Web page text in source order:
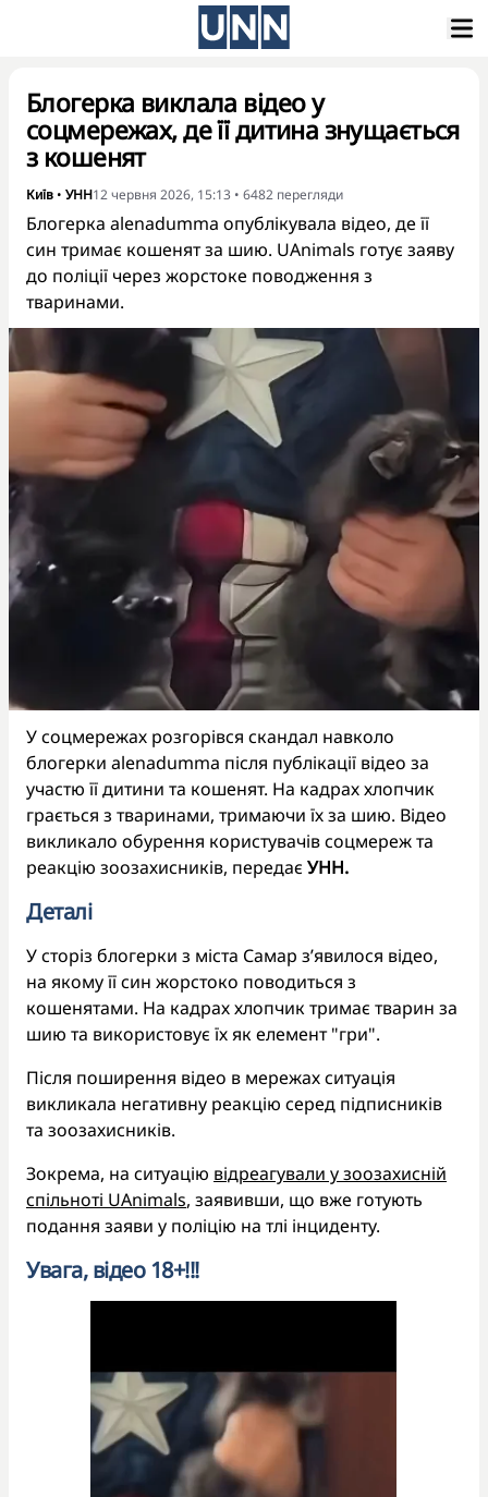
Блогерка виклала відео у
соцмережах, де її дитина знущається
з кошенят
Київ • УНН12 червня 2026, 15:13 • 6482 перегляди
Блогерка alenadumma опублікувала відео, де її
син тримає кошенят за шию. UAnimals готує заяву
до поліції через жорстоке поводження з
тваринами.
У соцмережах розгорівся скандал навколо
блогерки alenadumma після публікації відео за
участю її дитини та кошенят. На кадрах хлопчик
грається з тваринами, тримаючи їх за шию. Відео
викликало обурення користувачів соцмереж та
реакцію зоозахисників, передає УНН.
Деталі
У сторіз блогерки з міста Самар з’явилося відео,
на якому її син жорстоко поводиться з
кошенятами. На кадрах хлопчик тримає тварин за
шию та використовує їх як елемент "гри".
Після поширення відео в мережах ситуація
викликала негативну реакцію серед підписників
та зоозахисників.
Зокрема, на ситуацію відреагували у зоозахисній
спільноті UAnimals, заявивши, що вже готують
подання заяви у поліцію на тлі інциденту.
Увага, відео 18+!!!